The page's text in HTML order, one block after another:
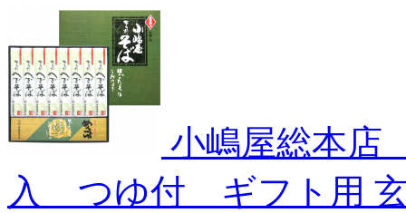
小嶋屋総本
入 つゆ付 ギフト用